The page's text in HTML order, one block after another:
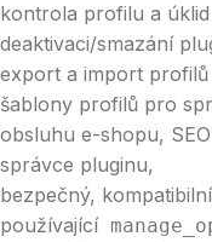
kontrola profilu a
deaktivaci/smazání
export a import profilů
šablony profilů pro
obsluhu e-shopu,
správce pluginu,
bezpečný,
používající